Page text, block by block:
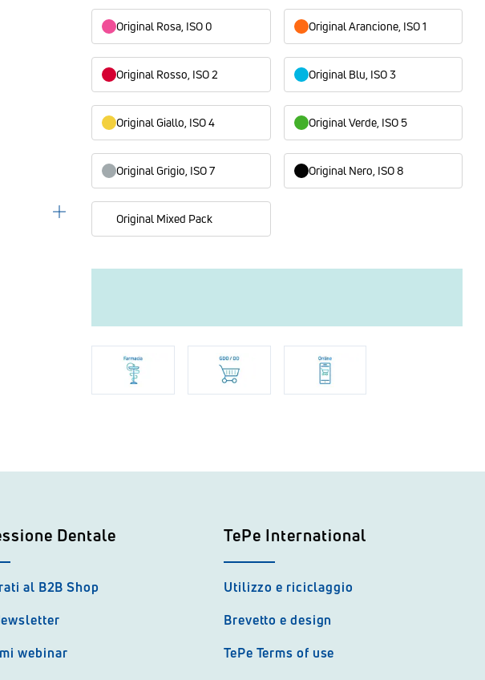
Original Rosa, ISO 0 Original Arancione, ISO 1
Original Rosso, ISO 2 Original Blu, ISO 3
Original Giallo, ISO 4 Original Verde, ISO 5
Original Grigio, ISO 7 Original Nero, ISO 8
Original Mixed Pack
Dentale
al B2B Shop
webinar
TePe International
Utilizzo e riciclaggio
Brevetto e design
TePe Terms of use